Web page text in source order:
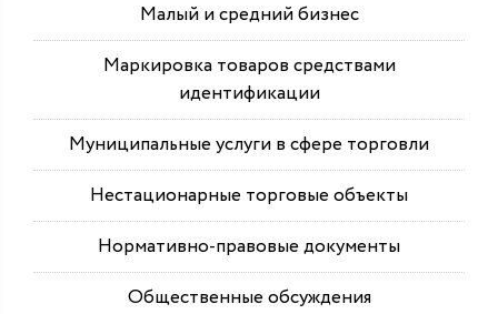
Малый и средний бизнес
Маркировка товаров средствами
идентификации
Муниципальные услуги в сфере торговли
Нестационарные торговые объекты
Нормативно-правовые документы
Общественные обсуждения